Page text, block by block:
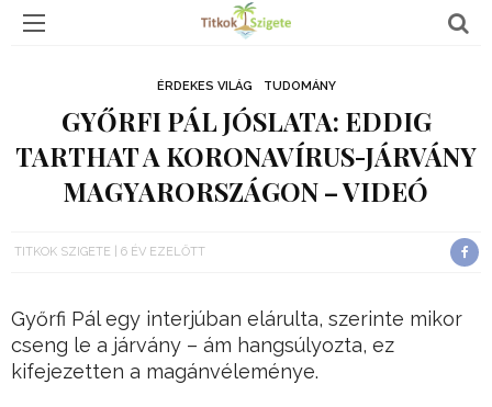
ÉRDEKES VILÁG TUDOMÁNY
GYŐRFI PÁL JÓSLATA: EDDIG
TARTHAT A KORONAVÍRUS-JÁRVÁNY
MAGYARORSZÁGON – VIDEÓ
TITKOK SZIGETE 6 ÉV EZELŐTT
Győrfi Pál egy interjúban elárulta, szerinte mikor
cseng le a járvány – ám hangsúlyozta, ez
kifejezetten a magánvéleménye.